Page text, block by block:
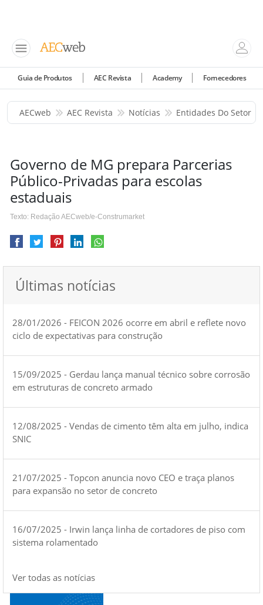
Guia de Produtos AEC Revista Academy Fornecedores
AECweb AEC Revista Notícias Entidades Do Setor
Governo de MG prepara Parcerias
Público-Privadas para escolas
estaduais
Texto: Redação AECweb/e-Construmarket
Últimas notícias
28/01/2026 - FEICON 2026 ocorre em abril e reflete novo
ciclo de expectativas para construção
15/09/2025 - Gerdau lança manual técnico sobre corrosão
em estruturas de concreto armado
12/08/2025 - Vendas de cimento têm alta em julho, indica
SNIC
21/07/2025 - Topcon anuncia novo CEO e traça planos
para expansão no setor de concreto
16/07/2025 - Irwin lança linha de cortadores de piso com
sistema rolamentado
Ver todas as notícias